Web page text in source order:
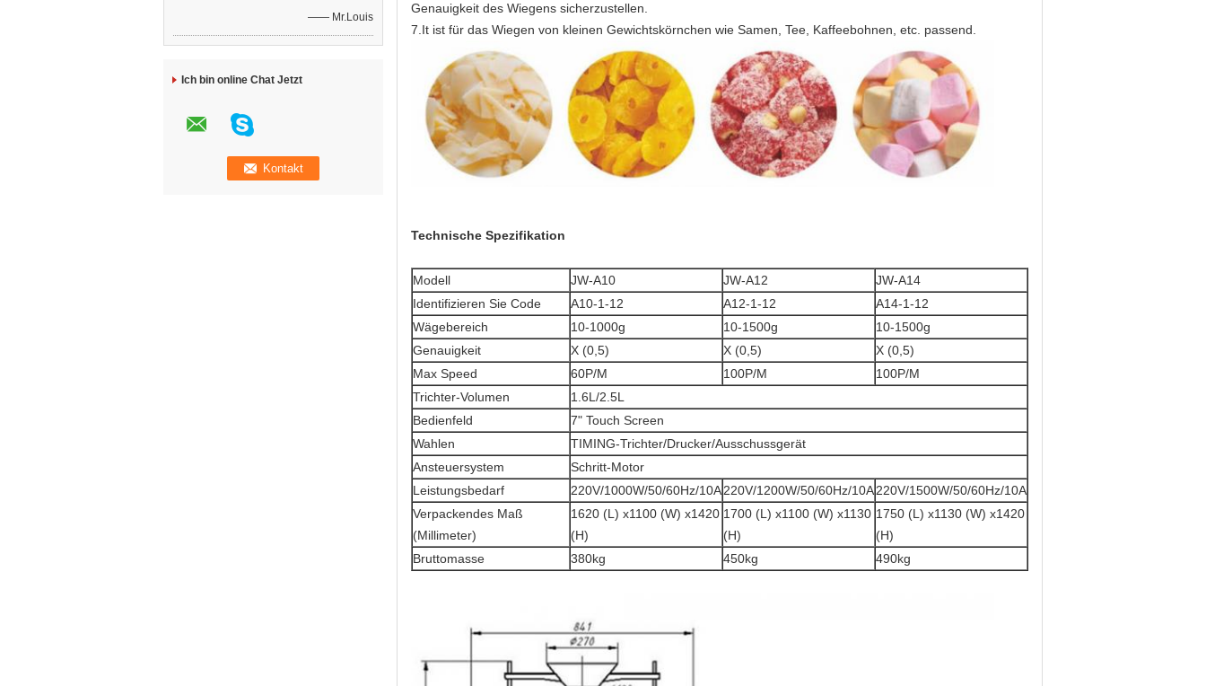
—— Mr.Louis
Ich bin online Chat Jetzt
Genauigkeit des Wiegens sicherzustellen.
7.It ist für das Wiegen von kleinen Gewichtskörnchen wie Samen, Tee, Kaffeebohnen, etc. passend.
Technische Spezifikation
Modell JW-A10 JW-A12
JW-A14
Identifizieren Sie Code
A10-1-12 A12-1-12
A14-1-12
Wägebereich
10-1000g 10-1500g
10-1500g
Genauigkeit
X (0,5) X (0,5)
X (0,5)
Max Speed
60P/M 100P/M
100P/M
Trichter-Volumen
1.6L/2.5L
Bedienfeld
7" Touch Screen
Wahlen
TIMING-Trichter/Drucker/Ausschussgerät
Ansteuersystem
Schritt-Motor
Leistungsbedarf
220V/1000W/50/60Hz/10A220V/1200W/50/60Hz/10A220V/1500W/50/60Hz/10A
Verpackendes Maß
(Millimeter)
1620 (L) x1100 (W) x1420
(H)
1700 (L) x1100 (W) x1130
(H)
1750 (L) x1130 (W) x1420
(H)
Bruttomasse
380kg 450kg 490kg